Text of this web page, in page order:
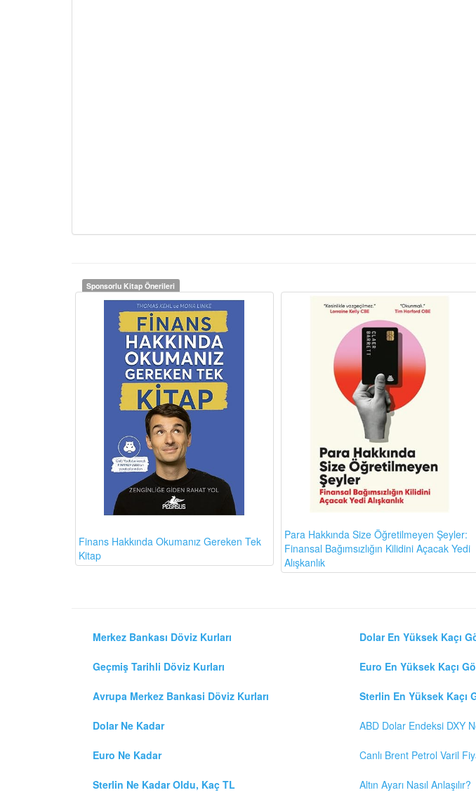
Sponsorlu Kitap Önerileri
Finans Hakkında Okumanız Gereken Tek
Kitap
Para Hakkında Size Öğretilmeyen Şeyler:
Finansal Bağımsızlığın Kilidini Açacak Yedi
Alışkanlık
Merkez Bankası Döviz Kurları
Geçmiş Tarihli Döviz Kurları
Avrupa Merkez Bankasi Döviz Kurları
Dolar Ne Kadar
Euro Ne Kadar
Sterlin Ne Kadar Oldu, Kaç TL
Dolar En Yüksek Kaçı
Euro En Yüksek Kaçı
Sterlin En Yüksek Kaçı
ABD Dolar Endeksi DXY
Canlı Brent Petrol Varil
Altın Ayarı Nasıl Anlaşılır?